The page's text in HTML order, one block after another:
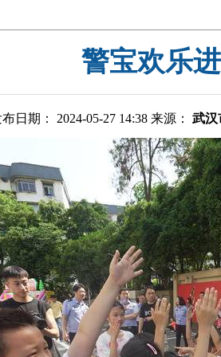
警宝欢乐
日期： 2024-05-27 14:38 来源： 武汉